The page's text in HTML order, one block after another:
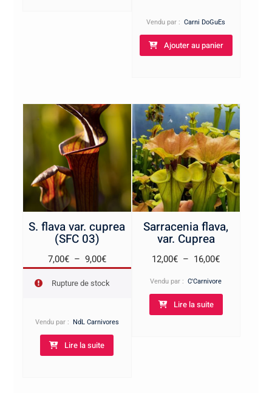
Vendu par :Carni DoGuEs
Ajouter au panier
S. flava var. cuprea
(SFC 03)
7,00€ – 9,00€Plage
à
9,00€
Rupture de stock
Vendu par : NdL Carnivores
Lire la suite
Sarracenia flava,
var. Cuprea
12,00€ – 16,00€Plage
Vendu par :C'Carnivore
Lire la suite